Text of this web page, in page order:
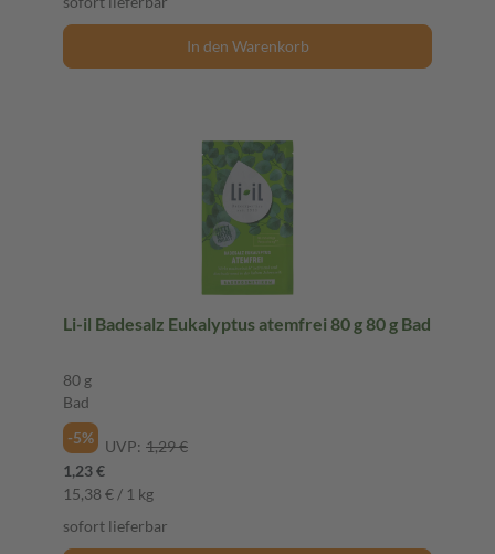
In den Warenkorb
Li-il Badesalz Eukalyptus atemfrei 80 g 80 g Bad
80 g
Bad
-5%
UVP: 1,29 €
1,23 €
15,38 € / 1 kg
sofort lieferbar